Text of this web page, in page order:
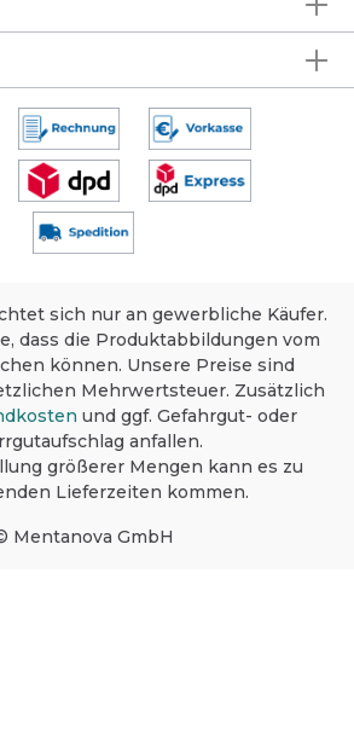
Gute
dadurch intensive
sich nur an gewerbliche Käufer.
dass die Produktabbildungen vom
können. Unsere Preise sind
Mehrwertsteuer. Zusätzlich
und ggf. Gefahrgut- oder
anfallen.
größerer Mengen kann es zu
Lieferzeiten kommen.
Mentanova GmbH